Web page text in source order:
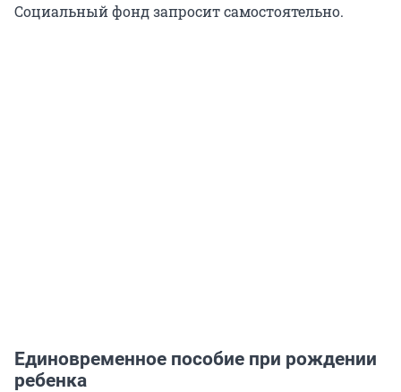
Социальный фонд запросит самостоятельно.
Единовременное пособие при рождении
ребенка